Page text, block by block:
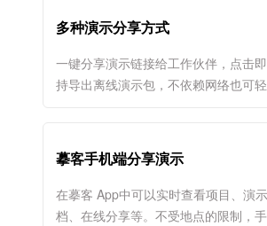
多种演示分享方式
一键分享演示链接给工作伙伴，点击
持导出离线演示包，不依赖网络也可轻
摹客手机端分享演示
在摹客 App中可以实时查看项目、演
档、在线分享等。不受地点的限制，